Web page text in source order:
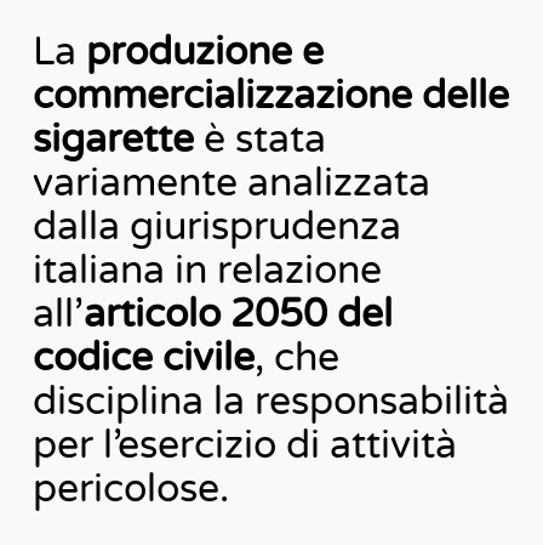
La produzione e
commercializzazione delle
sigaretteè stata
variamente analizzata
dalla giurisprudenza
italiana in relazione
all’articolo 2050 del
codice civile, che
disciplina la responsabilità
per l’esercizio di attività
pericolose.